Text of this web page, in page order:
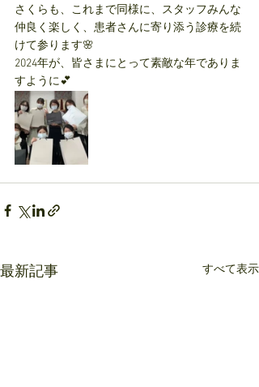
さくらも、これまで同様に、スタッフみんな
仲良く楽しく、患者さんに寄り添う診療を続
けて参ります🌸
2024年が、皆さまにとって素敵な年でありま
すように💕
最新記事 すべて表示